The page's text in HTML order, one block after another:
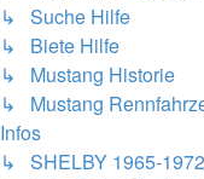
↳ Suche Hilfe
↳ Biete Hilfe
↳ Mustang Historie
↳ Mustang
Infos
↳ SHELBY 1965-1972